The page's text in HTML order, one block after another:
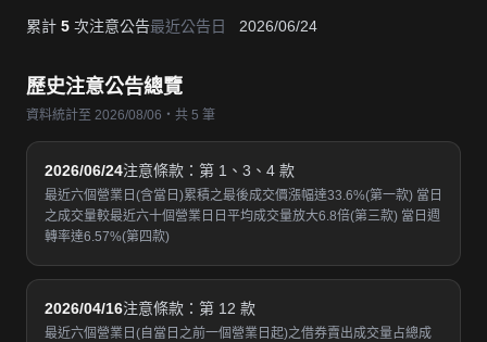
累計 5 次注意公告最近公告日 2026/06/24
歷史注意公告總覽
資料統計至 2026/08/06・共 5 筆
2026/06/24注意條款：第 1、3、4 款
最近六個營業日(含當日)累積之最後成交價漲幅達33.6%(第一款) 當日
之成交量較最近六十個營業日日平均成交量放大6.8倍(第三款) 當日週
轉率達6.57%(第四款)
2026/04/16注意條款：第 12 款
最近六個營業日(自當日之前一個營業日起)之借券賣出成交量占總成